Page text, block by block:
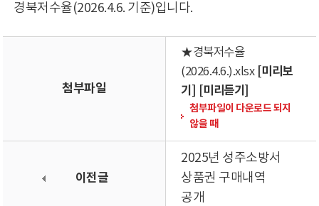
경북저수율(2026.4.6. 기준)입니다.
첨부파일
★경북저수율
(2026.4.6.).xlsx [미리보
기]
[미리듣기]
첨부파일이 다운로드 되지
않을 때
이전글
2025년 성주소방서
상품권 구매내역
공개